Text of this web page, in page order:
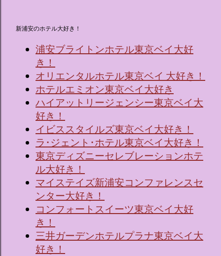
新浦安のホテル大好き！
浦安ブライトンホテル東京ベイ大好
き！
オリエンタルホテル東京ベイ 大好き！
ホテルエミオン東京ベイ大好き
ハイアットリージェンシー東京ベイ大
好き！
イビススタイルズ東京ベイ大好き！
ラ･ジェント･ホテル東京ベイ大好き！
東京ディズニーセレブレーションホテ
ル大好き！
マイステイズ新浦安コンファレンスセ
ンター大好き！
コンフォートスイーツ東京ベイ大好
き！
三井ガーデンホテルプラナ東京ベイ大
好き！